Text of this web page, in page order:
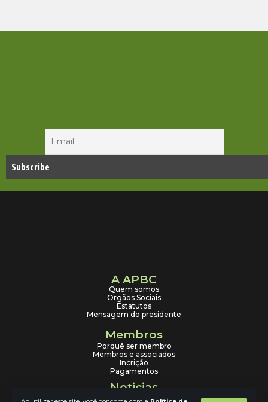
A APBC
Quem somos
Orgãos Sociais
Estatutos
Mensagem do presidente
Membros
Porquê ser membro
Membros e associados
Incrição
Pagamentos
Noticias